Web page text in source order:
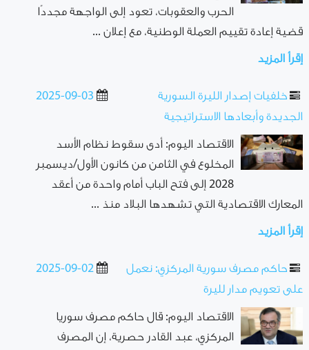
الحرب والعقوبات، تعود إلى الواجهة مجددًا
قضية إعادة تقييم العملة الوطنية، مع إعلان ...
إقرأ المزيد
2025-09-03
خلفيات إصدار الليرة السورية
الجديدة وأبعادها الاستراتيجية
الاقتصاد اليوم: أدى سقوط نظام الأسد
المخلوع في الثامن من كانون الأول/ديسمبر
2028 إلى فتح الباب أمام واحدة من أعقد
المعارك الاقتصادية التي تشهدها البلاد منذ ...
إقرأ المزيد
2025-09-02
حاكم مصرف سورية المركزي: نعمل
على تعويم مدار لليرة
الاقتصاد اليوم: قال حاكم مصرف سوريا
المركزي، عبد القادر حصرية، إن المصرف